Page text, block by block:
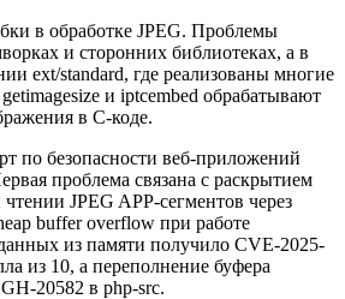
в обработке JPEG. Проблемы
и сторонних библиотеках, а в
ext/standard, где реализованы многие
и iptcembed обрабатывают
в C-коде.
по безопасности веб-приложений
проблема связана с раскрытием
JPEG APP-сегментов через
buffer overflow при работе
из памяти получило CVE-2025-
из 10, а переполнение буфера
20582 в php-src.